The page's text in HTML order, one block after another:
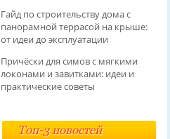
Гайд по строительству дома с
панорамной террасой на крыше:
от идеи до эксплуатации
Причёски для симов с мягкими
локонами и завитками: идеи и
практические советы
Топ-3 новостей